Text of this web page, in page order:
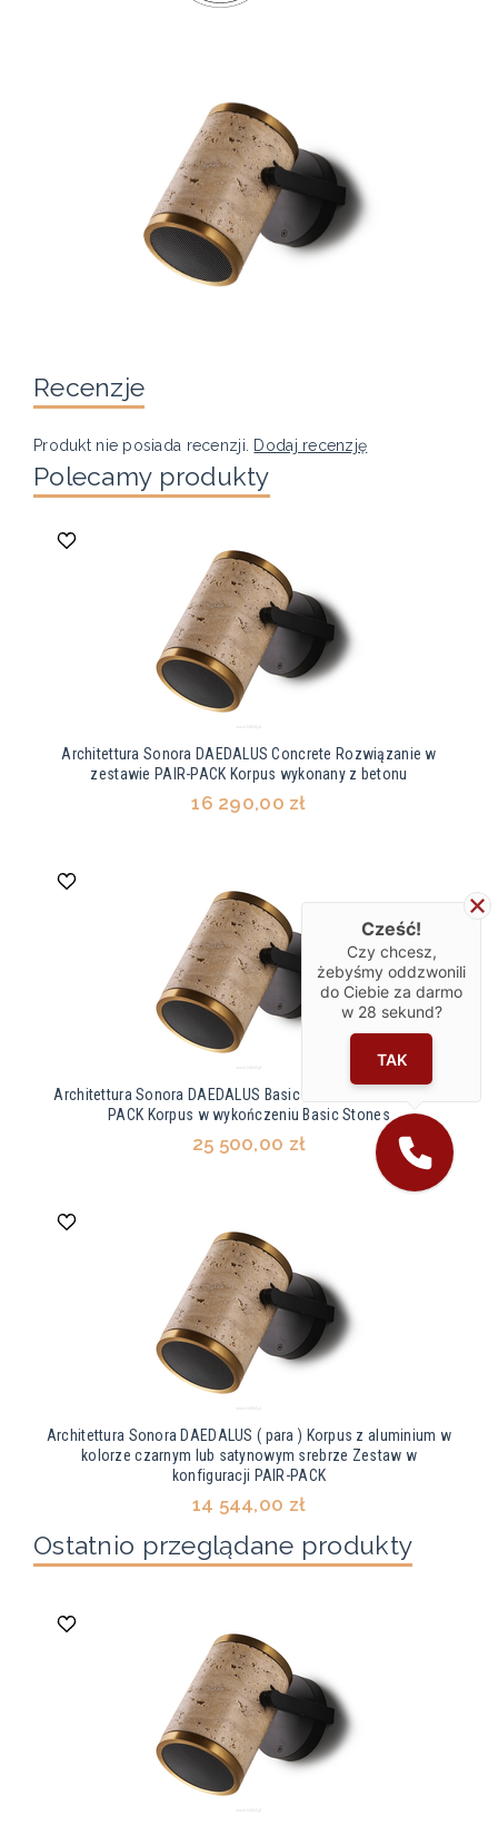
Recenzje
Produkt nie posiada recenzji. Dodaj recenzję
Polecamy produkty
Architettura Sonora DAEDALUS Concrete Rozwiązanie w
zestawie PAIR-PACK Korpus wykonany z betonu
16 290,00 zł
Architettura Sonora DAEDALUS Basic Stones Zestaw PAIR-
PACK Korpus w wykończeniu Basic Stones
25 500,00 zł
Architettura Sonora DAEDALUS ( para ) Korpus z aluminium w
kolorze czarnym lub satynowym srebrze Zestaw w
konfiguracji PAIR-PACK
14 544,00 zł
Ostatnio przeglądane produkty
Cześć!
Czy chcesz,
żebyśmy oddzwonili
do Ciebie za darmo
w 28 sekund?
TAK